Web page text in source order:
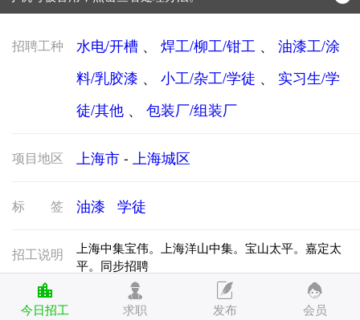
防骗常识：学会这些不上当？
招聘工种 水电/开槽 、 焊工/柳工/钳工 、 油漆工/涂
料/乳胶漆 、 小工/杂工/学徒 、 实习生/学
徒/其他 、 包装厂/组装厂
项目地区 上海市 - 上海城区
标签 油漆 学徒
招工说明
上海中集宝伟。上海洋山中集。宝山太平。嘉定太
平。同步招聘
男的年龄18-45周岁
今日招工 求职 发布 会员